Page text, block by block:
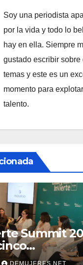
Soy una periodista
por la vida y todo lo
hay en ella. Siempre
gustado escribir sobre
temas y este es un
momento para
talento.
Summit
a las
DEMUJERES.NET